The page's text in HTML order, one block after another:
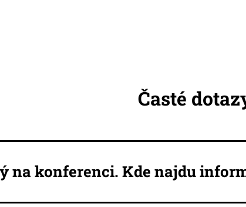
Časté
na konferenci. Kde najdu